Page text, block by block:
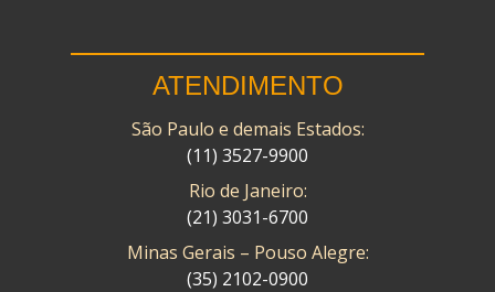
ATENDIMENTO
São Paulo e demais Estados:
(11) 3527-9900
Rio de Janeiro:
(21) 3031-6700
Minas Gerais – Pouso Alegre:
(35) 2102-0900